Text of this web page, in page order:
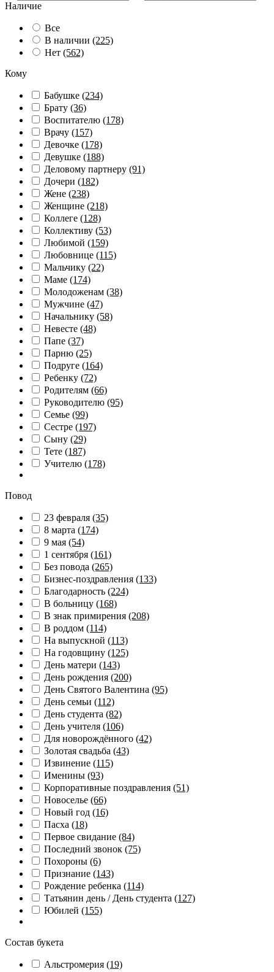
Наличие
Все
В наличии (225)
Нет (562)
Кому
Бабушке (234)
Брату (36)
Воспитателю (178)
Врачу (157)
Девочке (178)
Девушке (188)
Деловому партнеру (91)
Дочери (182)
Жене (238)
Женщине (218)
Коллеге (128)
Коллективу (53)
Любимой (159)
Любовнице (115)
Мальчику (22)
Маме (174)
Молодоженам (38)
Мужчине (47)
Начальнику (58)
Невесте (48)
Папе (37)
Парню (25)
Подруге (164)
Ребенку (72)
Родителям (66)
Руководителю (95)
Семье (99)
Сестре (197)
Сыну (29)
Тете (187)
Учителю (178)
Повод
23 февраля (35)
8 марта (174)
9 мая (54)
1 сентября (161)
Без повода (265)
Бизнес-поздравления (133)
Благодарность (224)
В больницу (168)
В знак примирения (208)
В роддом (114)
На выпускной (113)
На годовщину (125)
День матери (143)
День рождения (200)
День Святого Валентина (95)
День семьи (112)
День студента (82)
День учителя (106)
Для новорождённого (42)
Золотая свадьба (43)
Извинение (115)
Именины (93)
Корпоративные поздравления (51)
Новоселье (66)
Новый год (16)
Пасха (18)
Первое свидание (84)
Последний звонок (75)
Похороны (6)
Признание (143)
Рождение ребенка (114)
Татьянин день / День студента (127)
Юбилей (155)
Состав букета
Альстромерия (19)